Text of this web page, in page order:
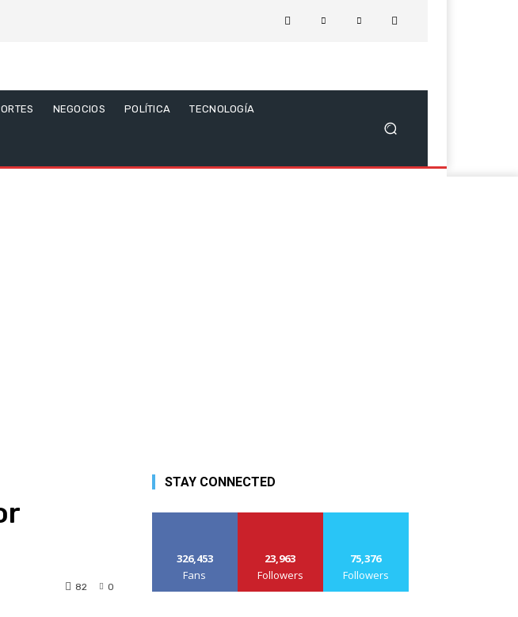
NEGOCIOS POLÍTICA TECNOLOGÍA
0
82
STAY CONNECTED
326,453
Fans
23,963
Followers
75,376
Followers